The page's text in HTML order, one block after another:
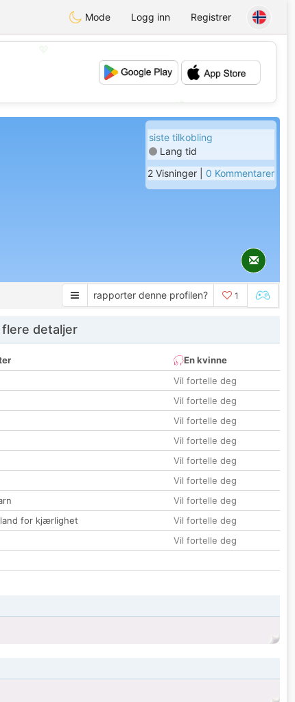
Mode Logg inn Registrer
💕
siste tilkobling
Lang tid
2 Visninger | 0 Kommentarer
rapporter denne profilen? 1
flere detaljer
En kvinne
Vil fortelle deg
Vil fortelle deg
Vil fortelle deg
Vil fortelle deg
Vil fortelle deg
Vil fortelle deg
Vil fortelle deg
for kjærlighet
Vil fortelle deg
Vil fortelle deg